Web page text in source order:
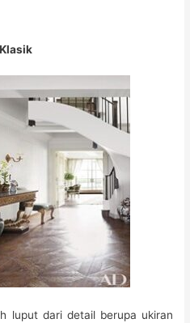
luput dari detail berupa ukiran